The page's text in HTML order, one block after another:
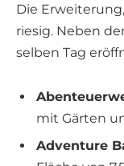
Die
riesig. Neben
selben Tag
mit Gärten
Adventure